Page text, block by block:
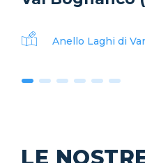
Anello Laghi di
LE